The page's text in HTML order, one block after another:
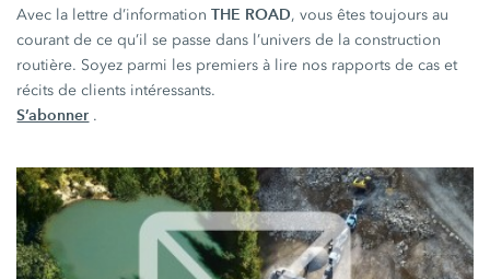
Avec la lettre d’informationTHE ROAD, vous êtes toujours au
courant de ce qu’il se passe dans l’univers de la construction
routière. Soyez parmi les premiers à lire nos rapports de cas et
récits de clients intéressants.
S’abonner .